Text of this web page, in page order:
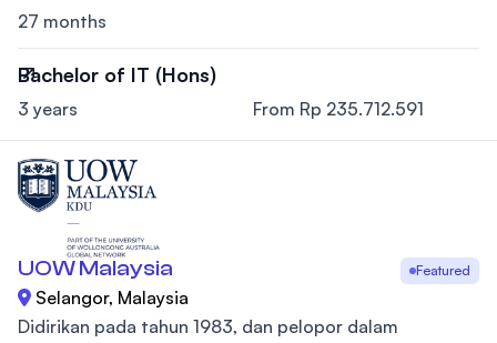
27 months
Bachelor of IT (Hons)
3 years From Rp 235.712.591
UOW Malaysia Featured
Selangor, Malaysia
Didirikan pada tahun 1983, dan pelopor dalam